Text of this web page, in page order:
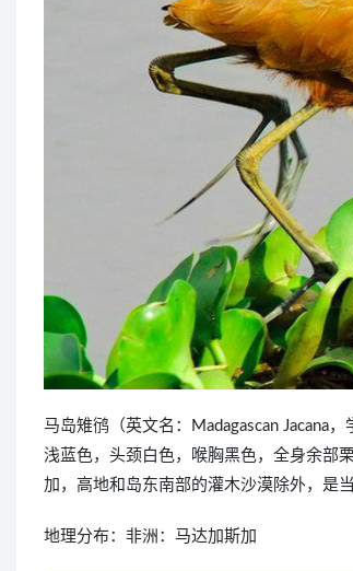
马岛雉鸻（英文名：Madagascan Jacana
浅蓝色，头颈白色，喉胸黑色，全身余部
加，高地和岛东南部的灌木沙漠除外，是
地理分布：非洲：马达加斯加